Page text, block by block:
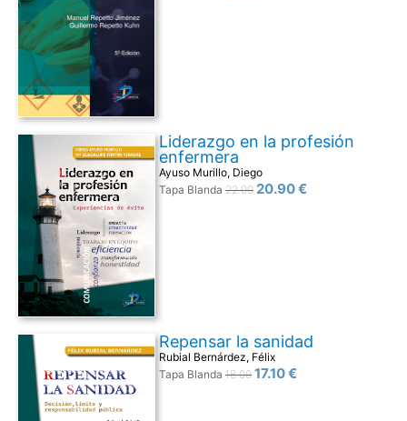
Liderazgo en la profesión
enfermera
Ayuso Murillo, Diego
Tapa Blanda 22.00 20.90 €
Repensar la sanidad
Rubial Bernárdez, Félix
Tapa Blanda 18.00 17.10 €